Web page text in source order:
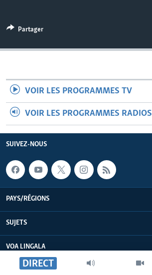
DIRECT
Partager
VOIR LES PROGRAMMES TV
VOIR LES PROGRAMMES RADIOS
SUIVEZ-NOUS
PAYS/RÉGIONS
SUJETS
VOA LINGALA